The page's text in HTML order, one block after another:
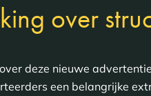
over
deze nieuwe
een belangrijke